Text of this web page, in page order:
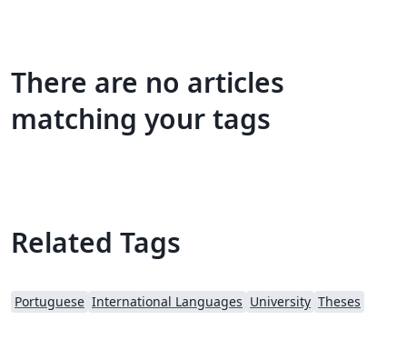
There are no articles
matching your tags
Related Tags
Portuguese International Languages University Theses